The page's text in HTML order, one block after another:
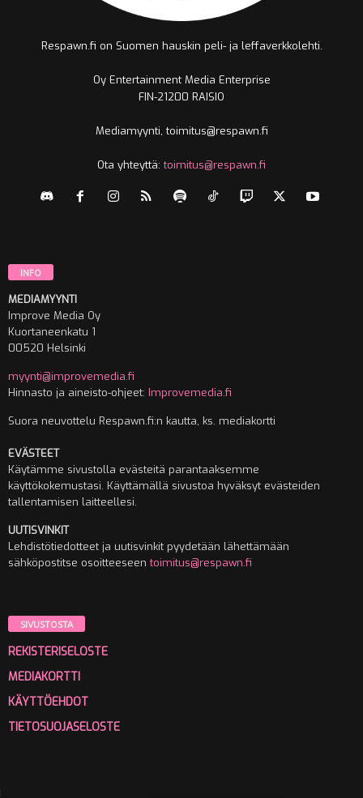
Respawn.fi on Suomen hauskin peli- ja leffaverkkolehti.
Oy Entertainment Media Enterprise
FIN-21200 RAISIO
Mediamyynti, toimitus@respawn.fi
Ota yhteyttä:toimitus@respawn.fi
INFO
MEDIAMYYNTI
Improve Media Oy
Kuortaneenkatu 1
00520 Helsinki
myynti@improvemedia.fi
Hinnasto ja aineisto-ohjeet: Improvemedia.fi
Suora neuvottelu Respawn.fi:n kautta, ks. mediakortti
EVÄSTEET
Käytämme sivustolla evästeitä parantaaksemme
käyttökokemustasi. Käyttämällä sivustoa hyväksyt evästeiden
tallentamisen laitteellesi.
UUTISVINKIT
Lehdistötiedotteet ja uutisvinkit pyydetään lähettämään
sähköpostitse osoitteeseentoimitus@respawn.fi
SIVUSTOSTA
REKISTERISELOSTE
MEDIAKORTTI
KÄYTTÖEHDOT
TIETOSUOJASELOSTE